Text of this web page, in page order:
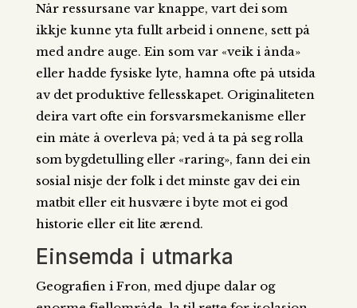
Når ressursane var knappe, vart dei som
ikkje kunne yta fullt arbeid i onnene, sett på
med andre auge. Ein som var «veik i ånda»
eller hadde fysiske lyte, hamna ofte på utsida
av det produktive fellesskapet. Originaliteten
deira vart ofte ein forsvarsmekanisme eller
ein måte å overleva på; ved å ta på seg rolla
som bygdetulling eller «raring», fann dei ein
sosial nisje der folk i det minste gav dei ein
matbit eller eit husvære i byte mot ei god
historie eller eit lite ærend.
Einsemda i utmarka
Geografien i Fron, med djupe dalar og